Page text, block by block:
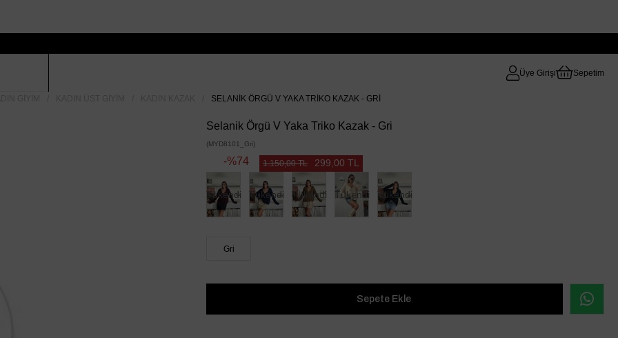
Üye Girişi Sepetim
SELANIK ÖRGÜ V YAKA TRIKO KAZAK - GRI
Selanik Örgü V Yaka Triko Kazak - Gri
(MYD8101_Gri)
74 1.150,00 TL 299,00 TL
Tükendi Tükendi Tükendi Tükendi Tükendi
Gri